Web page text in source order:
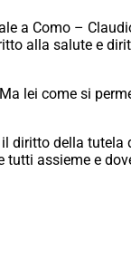
a Como –
alla salute e
lei come si
diritto della tutela
tutti assieme e